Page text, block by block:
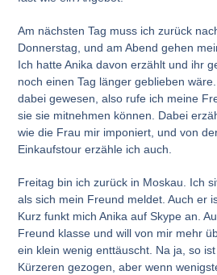
Am nächsten Tag muss ich zurück
Donnerstag, und am Abend gehen
Ich hatte Anika davon erzählt und ihr
noch einen Tag länger geblieben
dabei gewesen, also rufe ich meine
sie sie mitnehmen können. Dabei
wie die Frau mir imponiert, und von
Einkaufstour erzähle ich auch.
Freitag bin ich zurück in Moskau. Ich
als sich mein Freund meldet. Auch er
Kurz funkt mich Anika auf Skype an.
Freund klasse und will von mir mehr
ein klein wenig enttäuscht. Na ja, so
Kürzeren gezogen, aber wenn